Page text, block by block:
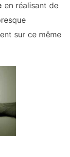
en réalisant de
sur ce même